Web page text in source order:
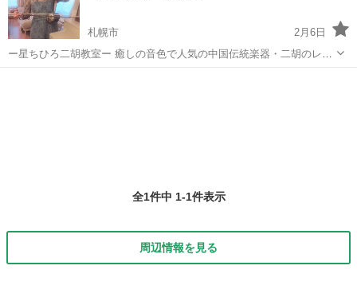
札幌市
2月6日
ー星ちひろ二胡教室ー 癒しの音色で人気の中国伝統楽器・二胡のレッ
スンをはじめてみませんか？ 初心者の方でもわかりやすく丁寧にレッ
全1件中 1-1件表示
周辺情報を見る